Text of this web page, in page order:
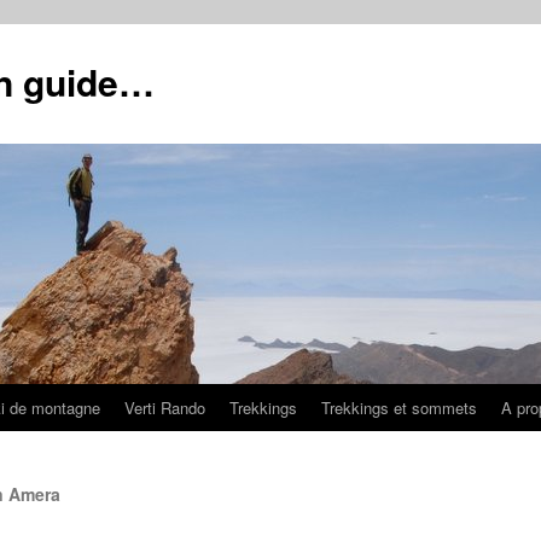
guide…
de montagne Verti Rando Trekkings Trekkings et sommets A
Amera